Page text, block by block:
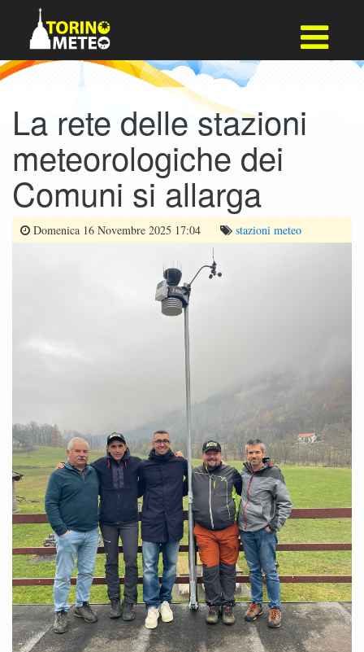
La rete delle stazioni
meteorologiche dei
Comuni si allarga
Domenica 16 Novembre 2025 17:04 stazioni meteo